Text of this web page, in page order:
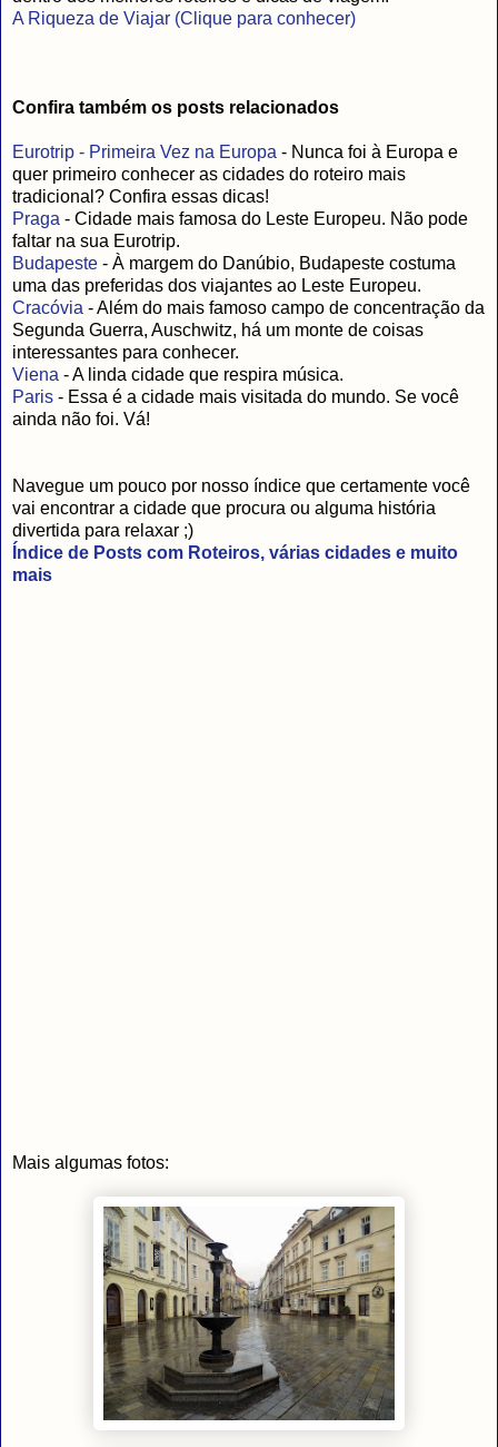
A Riqueza de Viajar (Clique para conhecer)
Confira também os posts relacionados
Eurotrip - Primeira Vez na Europa - Nunca foi à Europa e
quer primeiro conhecer as cidades do roteiro mais
tradicional? Confira essas dicas!
Praga - Cidade mais famosa do Leste Europeu. Não pode
faltar na sua Eurotrip.
Budapeste - À margem do Danúbio, Budapeste costuma
uma das preferidas dos viajantes ao Leste Europeu.
Cracóvia - Além do mais famoso campo de concentração da
Segunda Guerra, Auschwitz, há um monte de coisas
interessantes para conhecer.
Viena - A linda cidade que respira música.
Paris - Essa é a cidade mais visitada do mundo. Se você
ainda não foi. Vá!
Navegue um pouco por nosso índice que certamente você
vai encontrar a cidade que procura ou alguma história
divertida para relaxar ;)
Índice de Posts com Roteiros, várias cidades e muito
mais
Mais algumas fotos: